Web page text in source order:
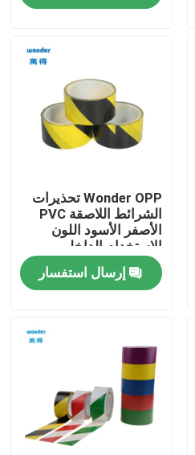
Wonder OPP تحذيرات
الشرائط اللاصقة PVC
الأصفر الأسود اللون
الاستخدام الداخلي
إرسال استفسار